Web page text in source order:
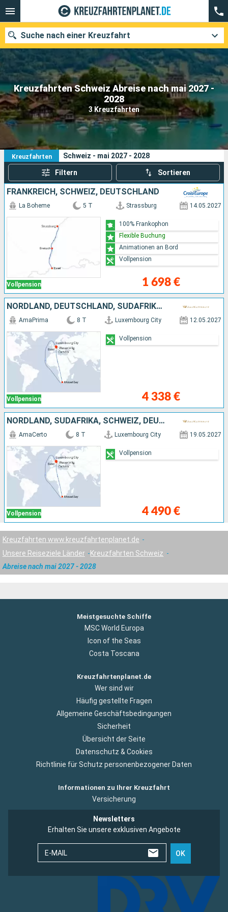
Kreuzfahrten Schweiz Abreise nach mai 2027 -
2028
3 Kreuzfahrten
Suche nach einer Kreuzfahrt
Unsere Ziele
Abfahrtsmonat
Häfen
Suchen
3
Kreuzfahrten
Ihre Suchkriterien:
Schweiz - mai 2027 - 2028
Filtern Sortieren
FRANKREICH, SCHWEIZ, DEUTSCHLAND
Vollpension
La Boheme 5 T Strassburg 14.05.2027
1 698 €
100% Frankophon
Flexible Buchung
Animationen an Bord
Vollpension
NORDLAND, DEUTSCHLAND, SÜDAFRIKA, FRANKREICH, SCHWEIZ
Vollpension
AmaPrima 8 T Luxembourg City 12.05.2027
4 338 €
Vollpension
NORDLAND, SÜDAFRIKA, SCHWEIZ, DEUTSCHLAND, FRANKREICH
Vollpension
AmaCerto 8 T Luxembourg City 19.05.2027
4 490 €
Vollpension
Kreuzfahrten www.kreuzfahrtenplanet.de
Unsere Reiseziele Länder
Kreuzfahrten Schweiz
Abreise nach mai 2027 - 2028
Meistgesuchte Schiffe
MSC World Europa
Icon of the Seas
Costa Toscana
Kreuzfahrtenplanet.de
Wer sind wir
Häufig gestellte Fragen
Allgemeine Geschäftsbedingungen
Sicherheit
Übersicht der Seite
Datenschutz & Cookies
Richtlinie für Schutz personenbezogener Daten
Informationen zu Ihrer Kreuzfahrt
Versicherung
Newsletters
Erhalten Sie unsere exklusiven Angebote
E-MAIL OK